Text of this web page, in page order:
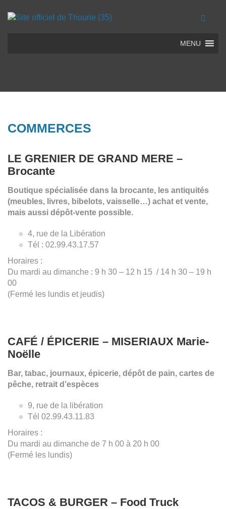
MENU
COMMERCES
LE GRENIER DE GRAND MERE –
Brocante
Boutique spécialisée dans la brocante, les antiquités
(meubles, livres, bibelots, vaisselle…) achat et vente,
mais aussi dépôt-vente possible.
4, rue de la Libération
Tél : 02.99.43.17.57
Horaires :
Du mardi au dimanche : 9 h 30 – 12 h 15 / 14 h 30 – 19 h
00
(Fermé les lundis et jeudis)
CAFÉ / ÉPICERIE – MISERIAUX Marie-
Noëlle
Bar, tabac, journaux, épicerie, dépôt de pain, cartes de
pêche, retrait d’espèces
9, rue de la libération
Tél 02.99.43.11.83
Horaires :
Du mardi au dimanche de 7 h 00 à 20 h 00
(Fermé les lundis)
TACOS & BURGER – Food Truck